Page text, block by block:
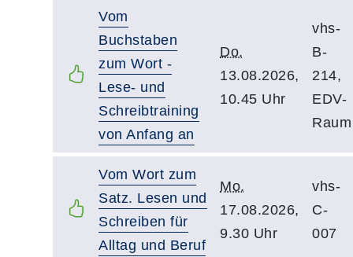
Vom
Buchstaben
zum Wort -
Lese- und
Schreibtraining
von Anfang an
Do.
13.08.2026,
10.45 Uhr
vhs-
B-
214,
EDV-
Raum
Vom Wort zum
Satz. Lesen und
Schreiben für
Alltag und Beruf
Mo.
17.08.2026,
9.30 Uhr
vhs-
C-
007